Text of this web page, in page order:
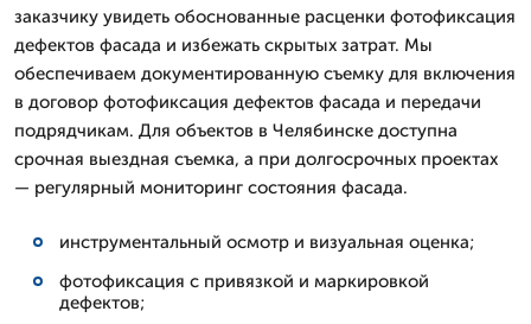
заказчику увидеть обоснованные расценки фотофиксация
дефектов фасада и избежать скрытых затрат. Мы
обеспечиваем документированную съемку для включения
в договор фотофиксация дефектов фасада и передачи
подрядчикам. Для объектов в Челябинске доступна
срочная выездная съемка, а при долгосрочных проектах
— регулярный мониторинг состояния фасада.
инструментальный осмотр и визуальная оценка;
фотофиксация с привязкой и маркировкой
дефектов;